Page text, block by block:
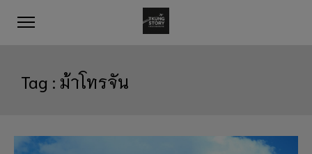
Tag : ม้าโทรจัน